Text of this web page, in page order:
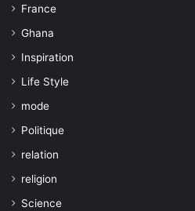
France
Ghana
Inspiration
Life Style
mode
Politique
relation
religion
Science